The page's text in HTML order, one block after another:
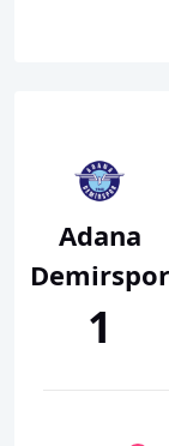
Adana
Demirspor
1